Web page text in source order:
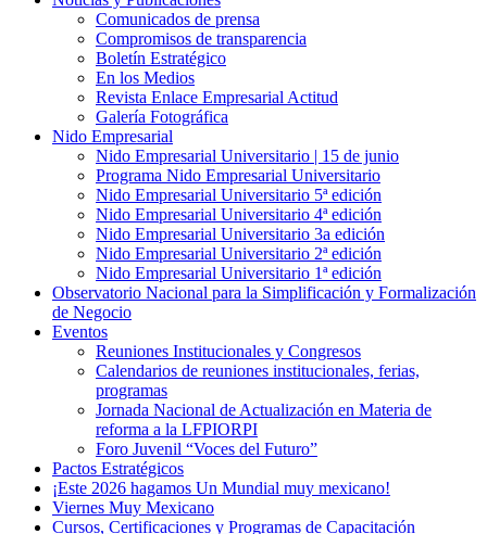
Comunicados de prensa
Compromisos de transparencia
Boletín Estratégico
En los Medios
Revista Enlace Empresarial Actitud
Galería Fotográfica
Nido Empresarial
Nido Empresarial Universitario | 15 de junio
Programa Nido Empresarial Universitario
Nido Empresarial Universitario 5ª edición
Nido Empresarial Universitario 4ª edición
Nido Empresarial Universitario 3a edición
Nido Empresarial Universitario 2ª edición
Nido Empresarial Universitario 1ª edición
Observatorio Nacional para la Simplificación y Formalización
de Negocio
Eventos
Reuniones Institucionales y Congresos
Calendarios de reuniones institucionales, ferias,
programas
Jornada Nacional de Actualización en Materia de
reforma a la LFPIORPI
Foro Juvenil “Voces del Futuro”
Pactos Estratégicos
¡Este 2026 hagamos Un Mundial muy mexicano!
Viernes Muy Mexicano
Cursos, Certificaciones y Programas de Capacitación